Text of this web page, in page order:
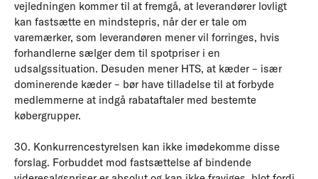
vejledningen kommer til at fremgå, at leverandører lovligt
kan fastsætte en mindstepris, når der er tale om
varemærker, som leverandøren mener vil forringes, hvis
forhandlerne sælger dem til spotpriser i en
udsalgssituation. Desuden mener HTS, at kæder – især
dominerende kæder – bør have tilladelse til at forbyde
medlemmerne at indgå rabataftaler med bestemte
købergrupper.
30. Konkurrencestyrelsen kan ikke imødekomme disse
forslag. Forbuddet mod fastsættelse af bindende